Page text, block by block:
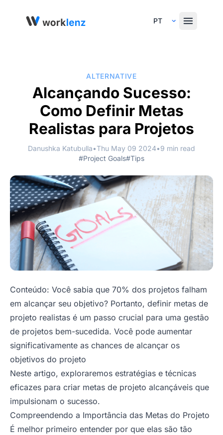
Select Language
ALTERNATIVE
Alcançando Sucesso:
Como Definir Metas
Realistas para Projetos
Danushka Katubulla•Thu May 09 2024•9 min read
#Project Goals#Tips
Conteúdo: Você sabia que 70% dos projetos falham
em alcançar seu objetivo? Portanto, definir metas de
projeto realistas é um passo crucial para uma gestão
de projetos bem-sucedida. Você pode aumentar
significativamente as chances de alcançar os
objetivos do projeto
Neste artigo, exploraremos estratégias e técnicas
eficazes para criar metas de projeto alcançáveis que
impulsionam o sucesso.
Compreendendo a Importância das Metas do Projeto
É melhor primeiro entender por que elas são tão